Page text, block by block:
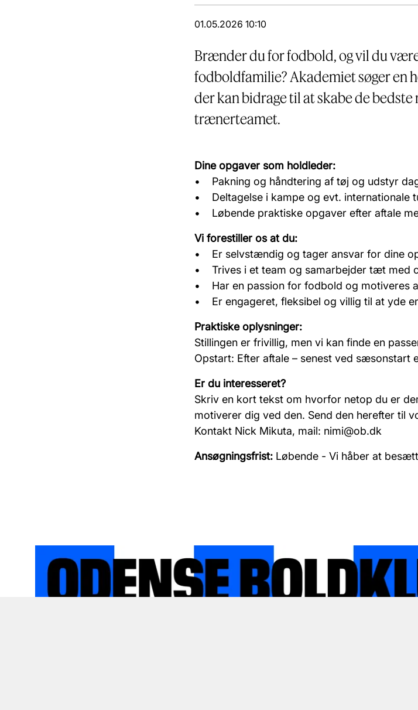
01.05.2026 10:10
Brænder du for fodbold, og vil du
fodboldfamilie? Akademiet søger en
der kan bidrage til at skabe de
trænerteamet.
Dine opgaver som holdleder:
• Pakning og håndtering af tøj og udstyr
• Deltagelse i kampe og evt. internationale
• Løbende praktiske opgaver efter aftale
Vi forestiller os at du:
• Er selvstændig og tager ansvar for dine
• Trives i et team og samarbejder tæt med
• Har en passion for fodbold og motiveres
• Er engageret, fleksibel og villig til at yde
Praktiske oplysninger:
Stillingen er frivillig, men vi kan finde en
Opstart: Efter aftale – senest ved sæsonstart
Er du interesseret?
Skriv en kort tekst om hvorfor netop du er
motiverer dig ved den. Send den herefter til
Kontakt Nick Mikuta, mail: nimi@ob.dk
Ansøgningsfrist: Løbende - Vi håber at